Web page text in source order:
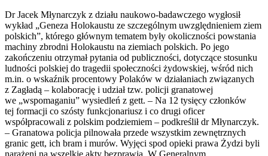
Dr Jacek Młynarczyk z działu naukowo-badawczego wygłosił
wykład „Geneza Holokaustu ze szczególnym uwzględnieniem ziem
polskich”, którego głównym tematem były okoliczności powstania
machiny zbrodni Holokaustu na ziemiach polskich. Po jego
zakończeniu otrzymał pytania od publiczności, dotyczące stosunku
ludności polskiej do tragedii społeczności żydowskiej, wśród nich
m.in. o wskaźnik procentowy Polaków w działaniach związanych
z Zagładą – kolaborację i udział tzw. policji granatowej
we „wspomaganiu” wysiedleń z gett. – Na 12 tysięcy członków
tej formacji co szósty funkcjonariusz i co drugi oficer
współpracowali z polskim podziemiem – podkreślił dr Młynarczyk.
– Granatowa policja pilnowała przede wszystkim zewnętrznych
granic gett, ich bram i murów. Wyjęci spod opieki prawa Żydzi byli
narażeni na wszelkie akty bezprawia. W Generalnym